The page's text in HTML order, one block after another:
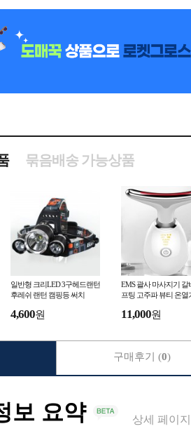
묶음배송 가능상품
일반형 크리LED 3구헤드랜턴
후레쉬 랜턴 캠핑등 써치
4,600원
EMS 괄사 마사지기 갈
프팅 고주파 뷰티 온열
11,000원
보 요약 상세 페이
구매후기 (0)